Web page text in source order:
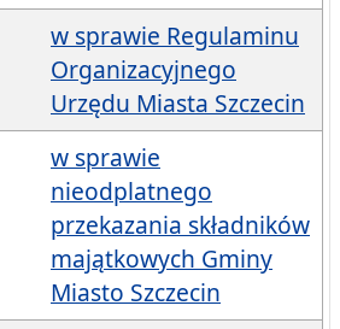
w sprawie Regulaminu
Organizacyjnego
Urzędu Miasta Szczecin
w sprawie
nieodplatnego
przekazania składników
majątkowych Gminy
Miasto Szczecin